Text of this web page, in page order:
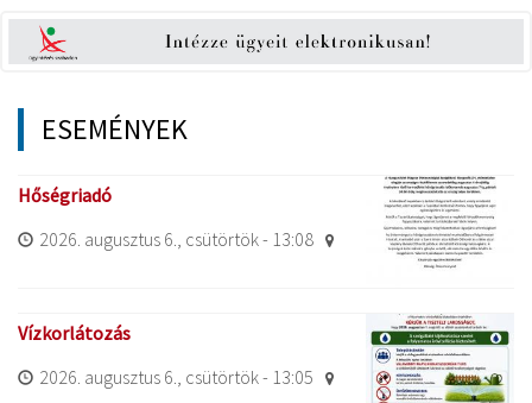
ESEMÉNYEK
Hőségriadó
2026. augusztus 6., csütörtök - 13:08
Vízkorlátozás
2026. augusztus 6., csütörtök - 13:05